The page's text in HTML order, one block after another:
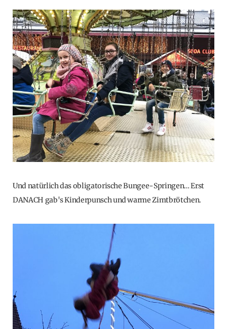
Und natürlich das obligatorische Bungee-Springen… Erst
DANACH gab's Kinderpunsch und warme Zimtbrötchen.